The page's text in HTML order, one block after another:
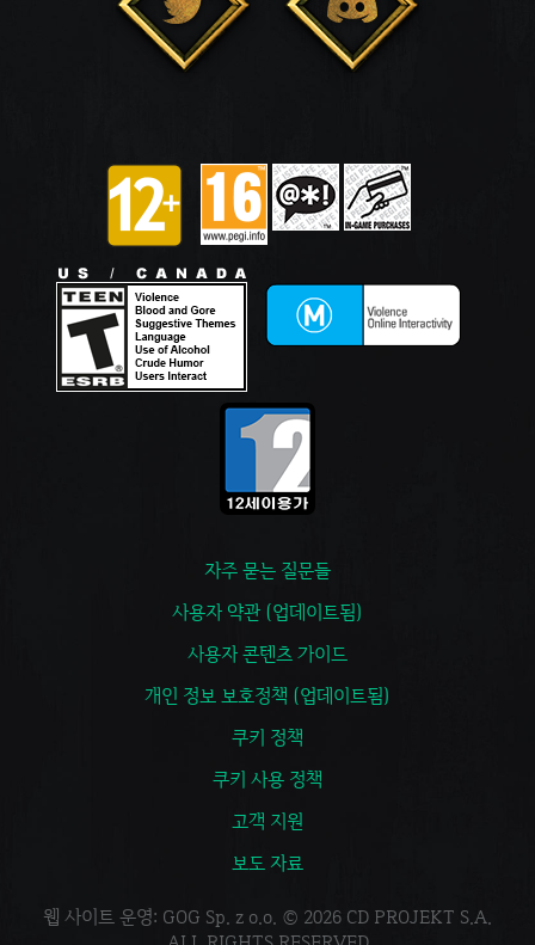
자주 묻는 질문들
사용자 약관 (업데이트됨)
사용자 콘텐츠 가이드
개인 정보 보호정책 (업데이트됨)
쿠키 정책
쿠키 사용 정책
고객 지원
보도 자료
웹 사이트 운영: GOG Sp. z o.o. © 2026 CD PROJEKT S.A.